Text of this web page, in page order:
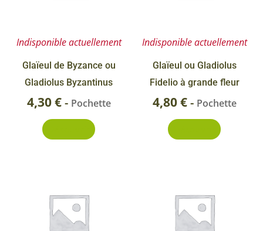
Indisponible actuellement
Glaïeul de Byzance ou
Gladiolus Byzantinus
4,30€- Pochette
Indisponible actuellement
Glaïeul ou Gladiolus
Fidelio à grande fleur
4,80€- Pochette